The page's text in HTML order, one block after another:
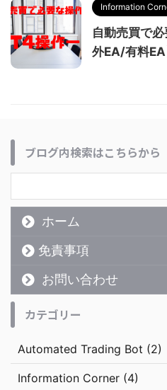
Information
自動売買で
外EA/有料EA
ブログ内検索はこちらから
ホーム
免責事項
お問い合わせ
カテゴリー
Automated Trading Bot (2)
Information Corner (4)